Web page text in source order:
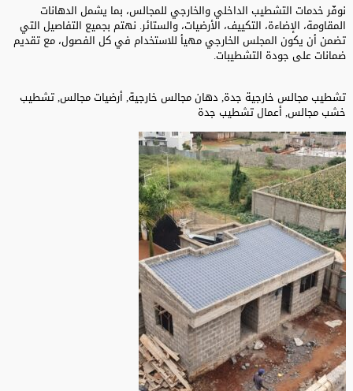
نوفّر خدمات التشطيب الداخلي والخارجي للمجالس، بما يشمل الدهانات
المقاومة، الإضاءة، التكييف، الأرضيات، والستائر. نهتم بجميع التفاصيل التي
تضمن أن يكون المجلس الخارجي مهيأ للاستخدام في كل الفصول، مع تقديم
ضمانات على جودة التشطيبات.
تشطيب مجالس خارجية جدة, دهان مجالس خارجية, أرضيات مجالس, تشطيب
خشب مجالس, أعمال تشطيب جدة